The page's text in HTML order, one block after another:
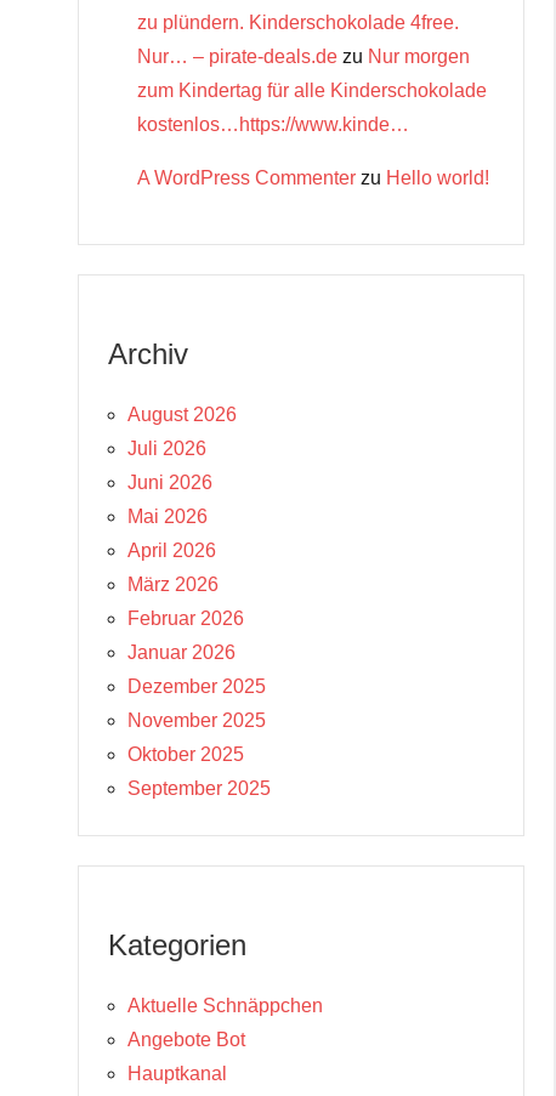
zu plündern. Kinderschokolade 4free.
Nur… – pirate-deals.de zu Nur morgen
zum Kindertag für alle Kinderschokolade
kostenlos…https://www.kinde…
A WordPress Commenter zu Hello world!
Archiv
August 2026
Juli 2026
Juni 2026
Mai 2026
April 2026
März 2026
Februar 2026
Januar 2026
Dezember 2025
November 2025
Oktober 2025
September 2025
Kategorien
Aktuelle Schnäppchen
Angebote Bot
Hauptkanal